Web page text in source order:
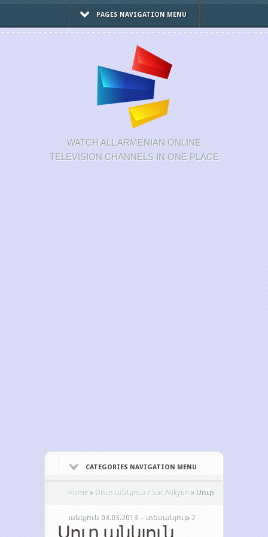
PAGES NAVIGATION MENU
WATCH ALL ARMENIAN ONLINE
TELEVISION CHANNELS IN ONE PLACE
CATEGORIES NAVIGATION MENU
Home » Սուր անկյուն / Sur Ankyun » Սուր
անկյուն 03.03.2013 – տեսանյութ 2
Սուր անկյուն